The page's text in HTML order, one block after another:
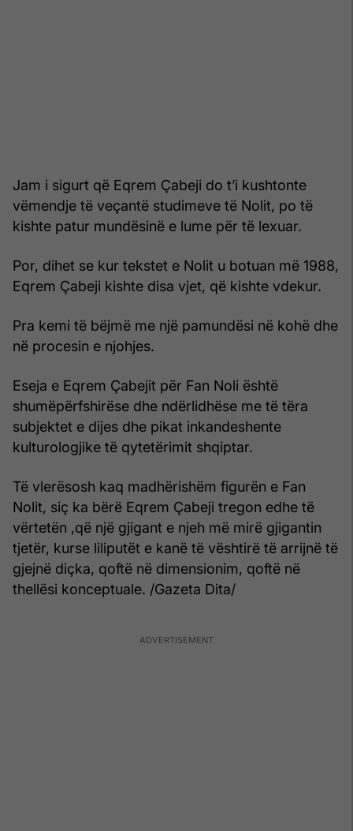
Jam i sigurt që Eqrem Çabeji do t’i kushtonte
vëmendje të veçantë studimeve të Nolit, po të
kishte patur mundësinë e lume për të lexuar.
Por, dihet se kur tekstet e Nolit u botuan më 1988,
Eqrem Çabeji kishte disa vjet, që kishte vdekur.
Pra kemi të bëjmë me një pamundësi në kohë dhe
në procesin e njohjes.
Eseja e Eqrem Çabejit për Fan Noli është
shumëpërfshirëse dhe ndërlidhëse me të tëra
subjektet e dijes dhe pikat inkandeshente
kulturologjike të qytetërimit shqiptar.
Të vlerësosh kaq madhërishëm figurën e Fan
Nolit, siç ka bërë Eqrem Çabeji tregon edhe të
vërtetën ,që një gjigant e njeh më mirë gjigantin
tjetër, kurse liliputët e kanë të vështirë të arrijnë të
gjejnë diçka, qoftë në dimensionim, qoftë në
thellësi konceptuale. /Gazeta Dita/